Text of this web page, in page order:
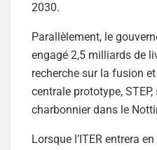
2030.
Parallèlement, le
engagé 2,5 milliards de
recherche sur la fusion
centrale prototype,
charbonnier dans le
Lorsque l’ITER entrera